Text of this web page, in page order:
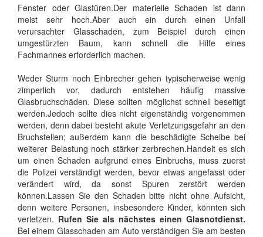
Fenster oder Glastüren.Der materielle Schaden ist dann
meist sehr hoch.Aber auch ein durch einen Unfall
verursachter Glasschaden, zum Beispiel durch einen
umgestürzten Baum, kann schnell die Hilfe eines
Fachmannes erforderlich machen.
Weder Sturm noch Einbrecher gehen typischerweise wenig
zimperlich vor, dadurch entstehen häufig massive
Glasbruchschäden. Diese sollten möglichst schnell beseitigt
werden.Jedoch sollte dies nicht eigenständig vorgenommen
werden, denn dabei besteht akute Verletzungsgefahr an den
Bruchstellen; außerdem kann die beschädigte Scheibe bei
weiterer Belastung noch stärker zerbrechen.Handelt es sich
um einen Schaden aufgrund eines Einbruchs, muss zuerst
die Polizei verständigt werden, bevor etwas angefasst oder
verändert wird, da sonst Spuren zerstört werden
können.Lassen Sie den Schaden bitte nicht ohne Aufsicht,
denn weitere Personen, insbesondere Kinder, könnten sich
verletzen. Rufen Sie als nächstes einen Glasnotdienst.
Bei einem Glasschaden am Auto verständigen Sie am besten